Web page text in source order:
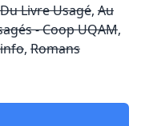
Livre Usagé, Au
- Coop UQAM,
, Romans